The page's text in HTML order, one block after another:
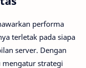
performa
terletak pada siapa
server. Dengan
strategi